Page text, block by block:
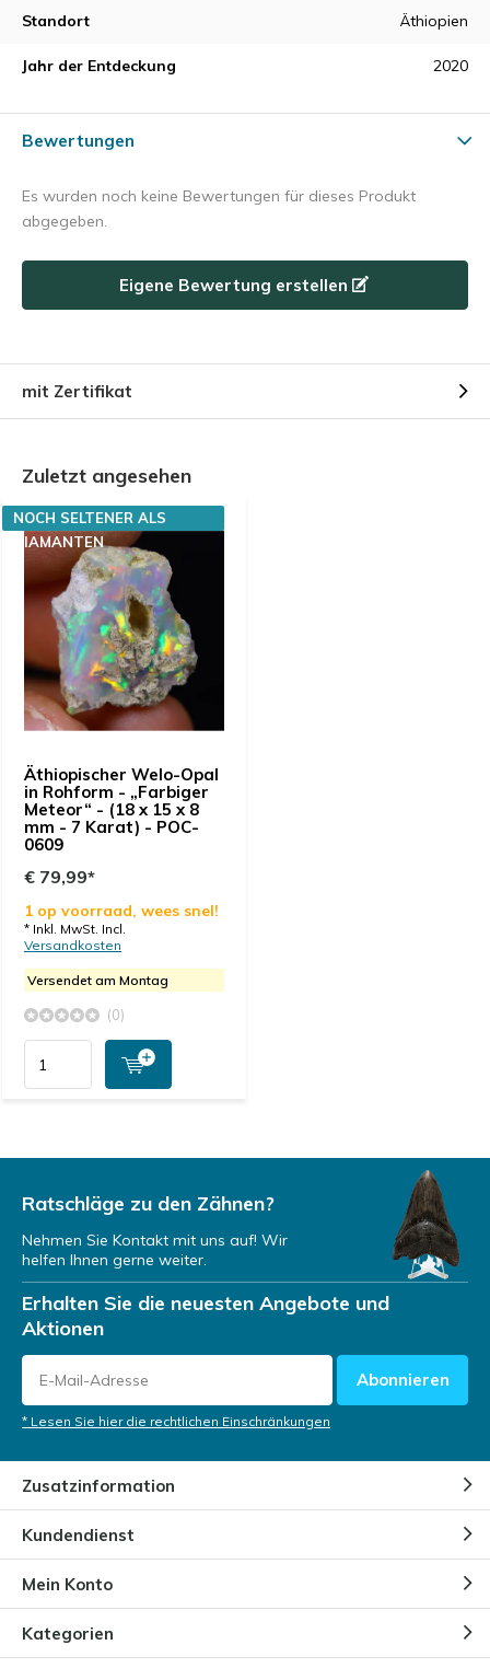
Standort Äthiopien
Jahr der Entdeckung 2020
Bewertungen
Es wurden noch keine Bewertungen für dieses Produkt
abgegeben.
Eigene Bewertung erstellen
mit Zertifikat
Zuletzt angesehen
Äthiopischer Welo-Opal
in Rohform - „Farbiger
Meteor“ - (18 x 15 x 8
mm - 7 Karat) - POC-
0609
NOCH SELTENER ALS
DIAMANTEN
€ 79,99*
1 op voorraad, wees snel!
* Inkl. MwSt. Incl.
Versandkosten
Versendet am Montag
(0)
Ratschläge zu den Zähnen?
Nehmen Sie Kontakt mit uns auf! Wir
helfen Ihnen gerne weiter.
Erhalten Sie die neuesten Angebote und
Aktionen
Abonnieren
* Lesen Sie hier die rechtlichen Einschränkungen
Zusatzinformation
Kundendienst
Mein Konto
Kategorien